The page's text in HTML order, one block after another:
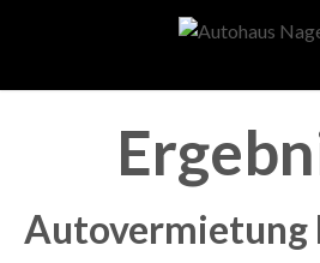
Autovermietung